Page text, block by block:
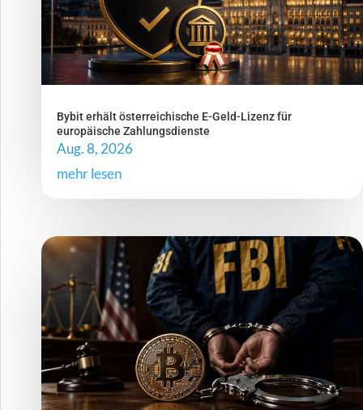
Bybit erhält österreichische E-Geld-Lizenz für
europäische Zahlungsdienste
Aug. 8, 2026
mehr lesen